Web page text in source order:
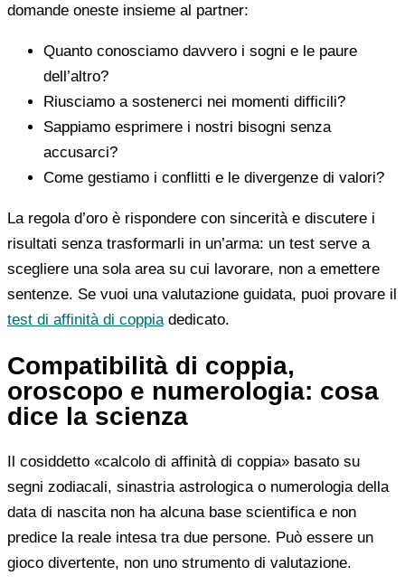
domande oneste insieme al partner:
Quanto conosciamo davvero i sogni e le paure
dell’altro?
Riusciamo a sostenerci nei momenti difficili?
Sappiamo esprimere i nostri bisogni senza
accusarci?
Come gestiamo i conflitti e le divergenze di valori?
La regola d’oro è rispondere con sincerità e discutere i
risultati senza trasformarli in un’arma: un test serve a
scegliere una sola area su cui lavorare, non a emettere
sentenze. Se vuoi una valutazione guidata, puoi provare il
test di affinità di coppia dedicato.
Compatibilità di coppia,
oroscopo e numerologia: cosa
dice la scienza
Il cosiddetto «calcolo di affinità di coppia» basato su
segni zodiacali, sinastria astrologica o numerologia della
data di nascita non ha alcuna base scientifica e non
predice la reale intesa tra due persone. Può essere un
gioco divertente, non uno strumento di valutazione.